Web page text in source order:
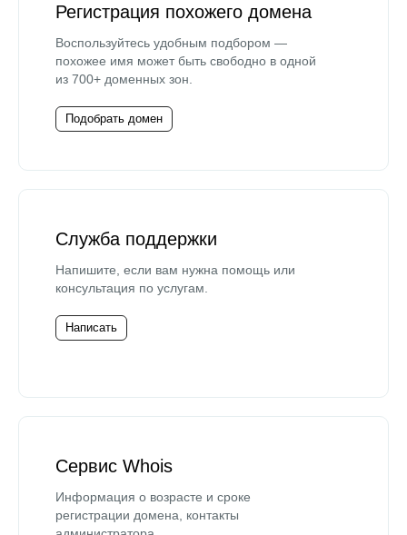
Регистрация похожего домена
Воспользуйтесь удобным подбором —
похожее имя может быть свободно в одной
из 700+ доменных зон.
Подобрать домен
Служба поддержки
Напишите, если вам нужна помощь или
консультация по услугам.
Написать
Сервис Whois
Информация о возрасте и сроке
регистрации домена, контакты